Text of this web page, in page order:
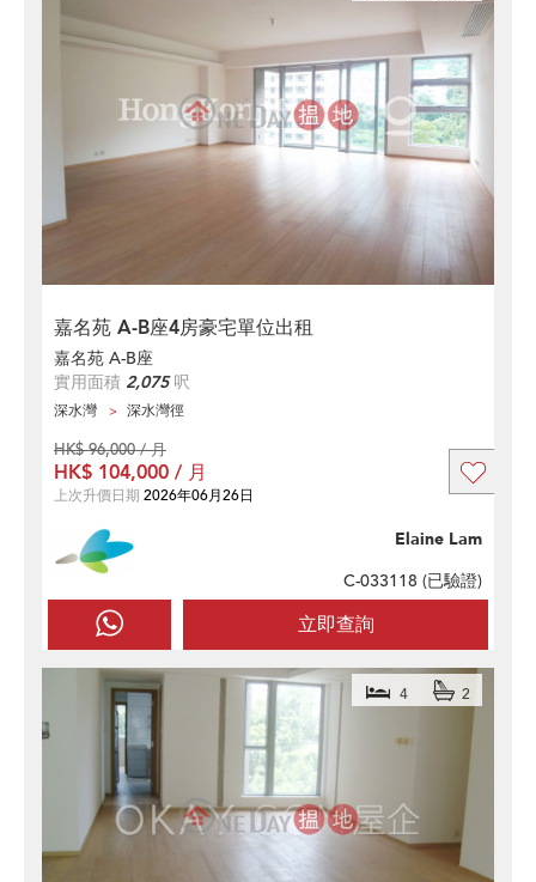
嘉名苑 A-B座4房豪宅單位出租
嘉名苑 A-B座
實用面積 2,075呎
深水灣 深水灣徑
立即查詢
Elaine Lam
C-033118 (已驗證)
HK$ 96,000 / 月
HK$ 104,000 / 月
上次升價日期 2026年06月26日
4 2